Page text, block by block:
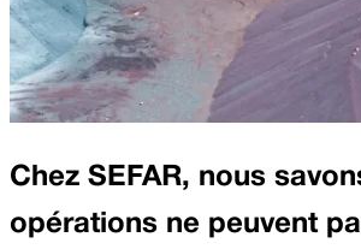
Chez SEFAR, nous
opérations ne peuvent